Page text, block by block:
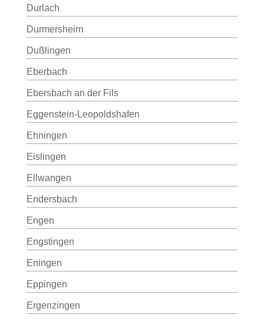
Durlach
Durmersheim
Dußlingen
Eberbach
Ebersbach an der Fils
Eggenstein-Leopoldshafen
Ehningen
Eislingen
Ellwangen
Endersbach
Engen
Engstingen
Eningen
Eppingen
Ergenzingen